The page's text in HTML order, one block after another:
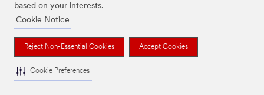
based on your interests.
Cookie Notice
Reject Non-Essential Cookies Accept Cookies
Cookie Preferences